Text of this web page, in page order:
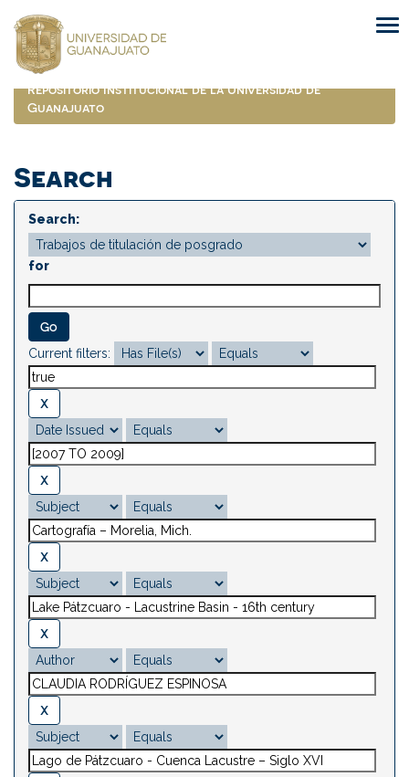
navigation
Repositorio Institucional de la Universidad de
Guanajuato
Search
Search:
for
Current filters: